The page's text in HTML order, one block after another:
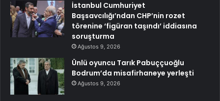
İstanbul Cumhuriyet
Başsavcılığı’ndan CHP’nin rozet
törenine ‘figüran taşındı’ iddiasına
soruşturma
Ağustos 9, 2026
Ünlü oyuncu Tarık Pabuççuoğlu
Bodrum’da misafirhaneye yerleşti
Ağustos 9, 2026